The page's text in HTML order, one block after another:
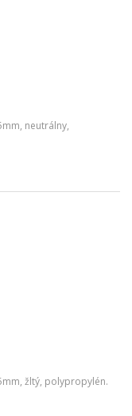
neutrálny,
žltý, polypropylén.